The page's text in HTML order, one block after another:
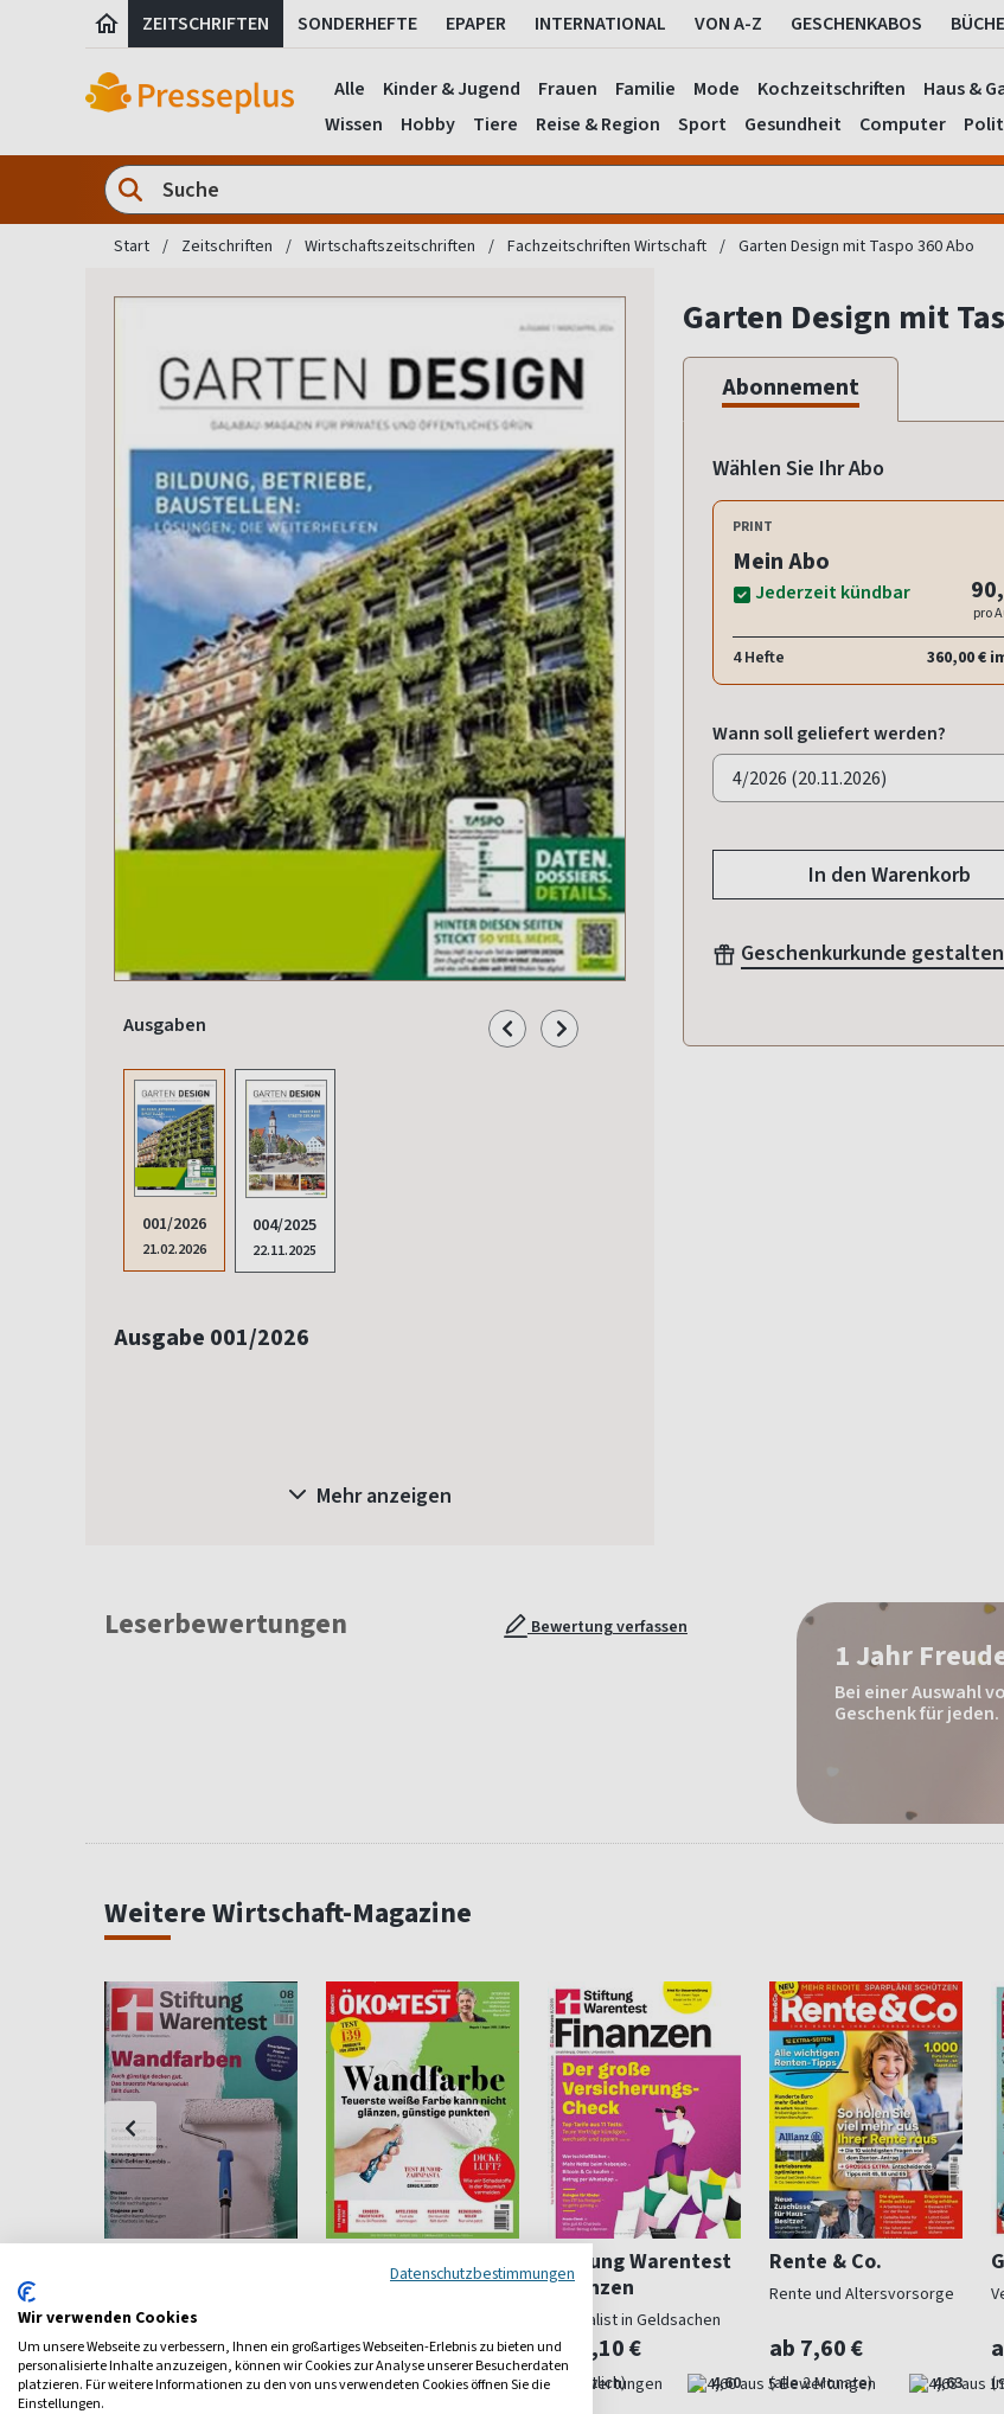
ZEITSCHRIFTEN SONDERHEFTE EPAPER INTERNATIONAL VON A-Z GESCHENKABOS
Alle Kinder & Jugend Frauen Familie Mode Kochzeitschriften Haus &
Wissen
Hobby Tiere Reise & Region Sport Gesundheit Computer
Start Zeitschriften Wirtschaftszeitschriften Fachzeitschriften Wirtschaft Garten Design mit Taspo 360 Abo
Ausgaben
001/2026
21.02.2026
004/2025
22.11.2025
Ausgabe 001/2026
Mehr anzeigen
Garten Design mit
Abonnement
Wählen Sie Ihr Abo
PRINT
Mein Abo
Jederzeit kündbar
pro
4 Hefte 360,00 €
Wann soll geliefert werden?
In den Warenkorb
Geschenkurkunde gestalten
Leserbewertungen Bewertung verfassen
1 Jahr
Bei einer Auswahl
Geschenk für jeden.
Weitere Wirtschaft-Magazine
Stiftung
5,00
Warentest
ab 7,60 €
(monatlich) 4,14
Öko-Test
ab 6,91 €
(monatlich) 4,36
Stiftung Warentest
Finanzen
Spezialist in Geldsachen
ab 7,10 €
(monatlich) 4,60
Rente & Co.
Rente und Altersvorsorge
ab 7,60 €
(alle 2 Monate) 4,63
Datenschutzbestimmungen
Wir verwenden Cookies
Um unsere Webseite zu verbessern, Ihnen ein großartiges Webseiten-Erlebnis zu bieten und
personalisierte Inhalte anzuzeigen, können wir Cookies zur Analyse unserer Besucherdaten
platzieren. Für weitere Informationen zu den von uns verwendeten Cookies öffnen Sie die
Einstellungen.